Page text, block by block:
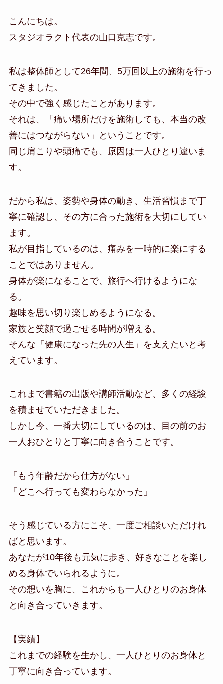
こんにちは。
スタジオラクト代表の山口克志です。
私は整体師として26年間、5万回以上の施術を行っ
てきました。
その中で強く感じたことがあります。
それは、「痛い場所だけを施術しても、本当の改
善にはつながらない」ということです。
同じ肩こりや頭痛でも、原因は一人ひとり違いま
す。
だから私は、姿勢や身体の動き、生活習慣まで丁
寧に確認し、その方に合った施術を大切にしてい
ます。
私が目指しているのは、痛みを一時的に楽にする
ことではありません。
身体が楽になることで、旅行へ行けるようにな
る。
趣味を思い切り楽しめるようになる。
家族と笑顔で過ごせる時間が増える。
そんな「健康になった先の人生」を支えたいと考
えています。
これまで書籍の出版や講師活動など、多くの経験
を積ませていただきました。
しかし今、一番大切にしているのは、目の前のお
一人おひとりと丁寧に向き合うことです。
「もう年齢だから仕方がない」
「どこへ行っても変わらなかった」
そう感じている方にこそ、一度ご相談いただけれ
ばと思います。
あなたが10年後も元気に歩き、好きなことを楽し
める身体でいられるように。
その想いを胸に、これからも一人ひとりのお身体
と向き合っていきます。
【実績】
これまでの経験を生かし、一人ひとりのお身体と
丁寧に向き合っています。